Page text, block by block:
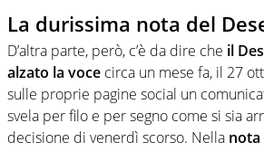
La durissima nota del
D’altra parte, però, c’è da dire che il
alzato la voce circa un mese fa, il 27
sulle proprie pagine social un
svela per filo e per segno come si sia
decisione di venerdì scorso. Nella nota